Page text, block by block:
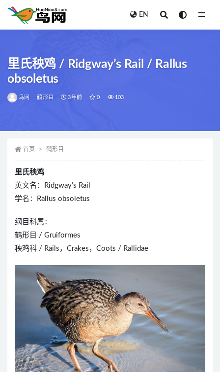
EN
里氏秧鸡 / Ridgway’s Rail / Rallus
obsoletus
鸟网 鹤形目 3年前 0 103
首页 鹤形目
里氏秧鸡
英文名：Ridgway’s Rail
学名：Rallus obsoletus
纲目科属：
鹤形目 / Gruiformes
秧鸡科 / Rails，Crakes，Coots / Rallidae